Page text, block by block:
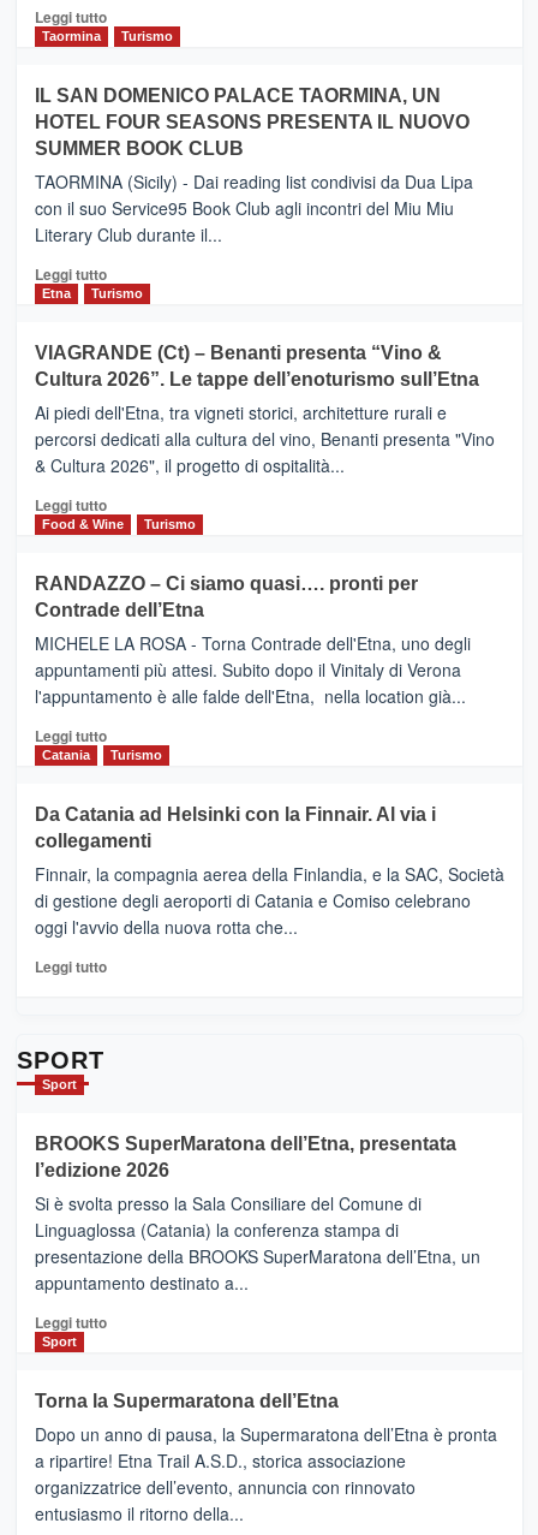
e
Zanzibar
da
Neos
Leggi tuttoLeggi
PIEDIMONTE
ETNEO
–
Meta
turistica
privilegiata
secondo
dati
di
Anche
la
Alcantara
nei
primi
nella
classifica
Taormina Turismo
IL SAN DOMENICO PALACE TAORMINA, UN
HOTEL FOUR SEASONS PRESENTA IL NUOVO
SUMMER BOOK CLUB
TAORMINA (Sicily) - Dai reading list condivisi da Dua Lipa
con il suo Service95 Book Club agli incontri del Miu Miu
Literary Club durante il...
Leggi tuttoLeggi
di
IL
SAN
DOMENICO
PALACE
TAORMINA,
UN
HOTEL
FOUR
IL
NUOVO
SUMMER
CLUB
Etna Turismo
VIAGRANDE (Ct) – Benanti presenta “Vino &
Cultura 2026”. Le tappe dell’enoturismo sull’Etna
Ai piedi dell'Etna, tra vigneti storici, architetture rurali e
percorsi dedicati alla cultura del vino, Benanti presenta "Vino
& Cultura 2026", il progetto di ospitalità...
Leggi tuttoLeggi
di
VIAGRANDE
(Ct)
–
Benanti
presenta
“Vino
&
Cultura
tappe
dell’enoturismo
Food & Wine Turismo
RANDAZZO – Ci siamo quasi…. pronti per
Contrade dell’Etna
MICHELE LA ROSA - Torna Contrade dell'Etna, uno degli
appuntamenti più attesi. Subito dopo il Vinitaly di Verona
l'appuntamento è alle falde dell'Etna, nella location già...
Leggi tuttoLeggi
di
RANDAZZO
–
Ci
siamo
quasi….
pronti
per
Catania Turismo
Da Catania ad Helsinki con la Finnair. Al via i
collegamenti
Finnair, la compagnia aerea della Finlandia, e la SAC, Società
di gestione degli aeroporti di Catania e Comiso celebrano
oggi l'avvio della nuova rotta che...
Leggi tuttoLeggi
con
la
Al
via
i
collegamenti
SPORT
Sport
BROOKS SuperMaratona dell’Etna, presentata
l’edizione 2026
Si è svolta presso la Sala Consiliare del Comune di
Linguaglossa (Catania) la conferenza stampa di
presentazione della BROOKS SuperMaratona dell’Etna, un
appuntamento destinato a...
Leggi tuttoLeggi
BROOKS
SuperMaratona
dell’Etna,
presentata
l’edizione
2026
Sport
Torna la Supermaratona dell’Etna
Dopo un anno di pausa, la Supermaratona dell’Etna è pronta
a ripartire! Etna Trail A.S.D., storica associazione
organizzatrice dell’evento, annuncia con rinnovato
entusiasmo il ritorno della...